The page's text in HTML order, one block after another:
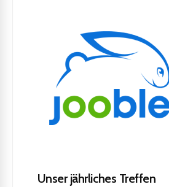
Unser jährliches Treffen